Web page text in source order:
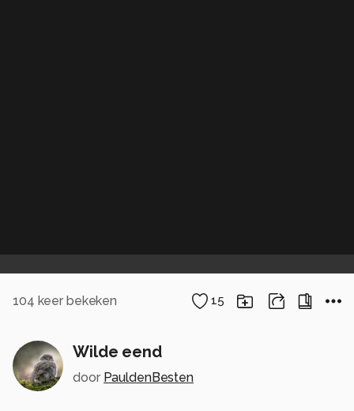
104 keer bekeken 15
Wilde eend
door PauldenBesten